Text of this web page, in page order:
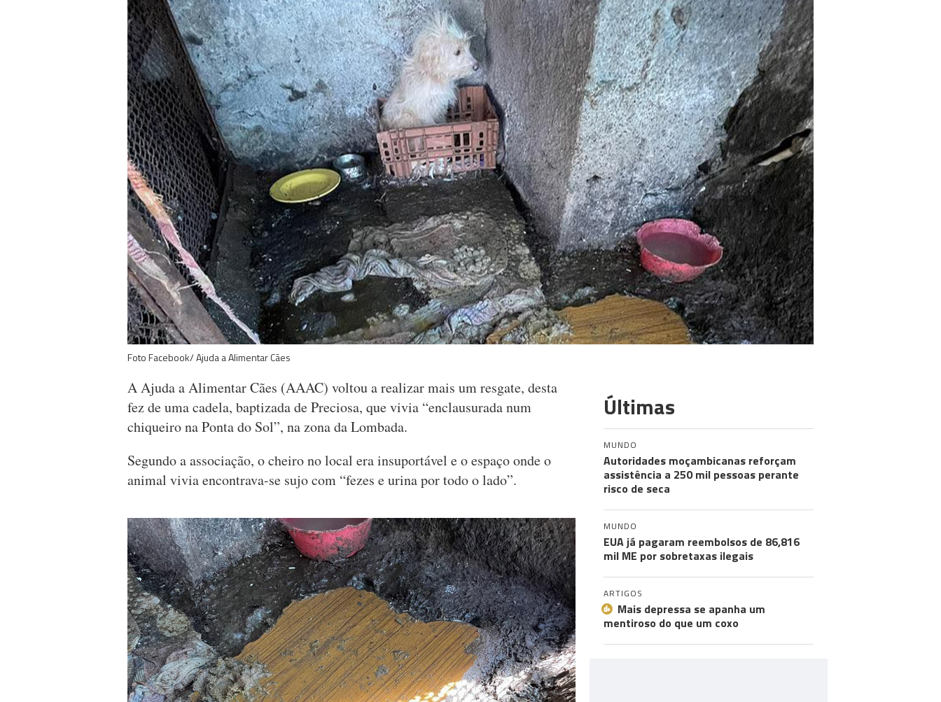
Foto Facebook/ Ajuda a Alimentar Cães
A Ajuda a Alimentar Cães (AAAC) voltou a realizar mais um resgate, desta
fez de uma cadela, baptizada de Preciosa, que vivia “enclausurada num
chiqueiro na Ponta do Sol”, na zona da Lombada.
Segundo a associação, o cheiro no local era insuportável e o espaço onde o
animal vivia encontrava-se sujo com “fezes e urina por todo o lado”.
Últimas
MUNDO
Autoridades moçambicanas reforçam
assistência a 250 mil pessoas perante
risco de seca
MUNDO
EUA já pagaram reembolsos de 86,816
mil ME por sobretaxas ilegais
ARTIGOS
Mais depressa se apanha um
mentiroso do que um coxo